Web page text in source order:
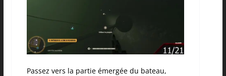
Passez vers la partie émergée du bateau,